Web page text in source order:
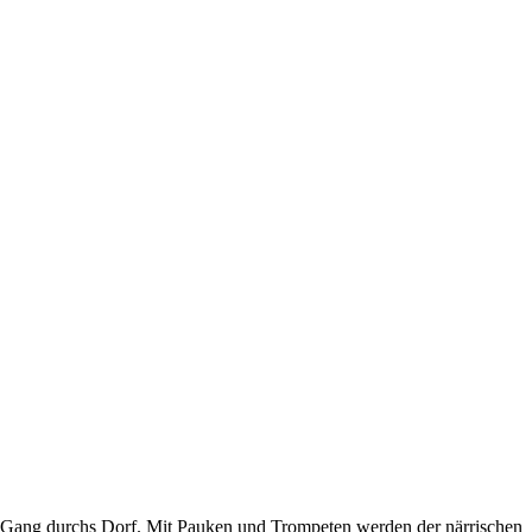
durchs Dorf. Mit Pauken und Trompeten werden der närrischen